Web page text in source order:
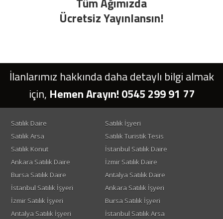
Ücretsiz Yayınlansın!
İlanlarımız hakkında daha detaylı bilgi almak
için, Hemen Arayın! 0545 299 91 77
Satılık Daire
Satılık İşyeri
Satılık Arsa
Satılık Turistik Tesis
Satılık Konut
İstanbul Satılık Daire
Ankara Satılık Daire
İzmir Satılık Daire
Bursa Satılık Daire
Antalya Satılık Daire
İstanbul Satılık İşyeri
Ankara Satılık İşyeri
İzmir Satılık İşyeri
Bursa Satılık İşyeri
Antalya Satılık İşyeri
İstanbul Satılık Arsa